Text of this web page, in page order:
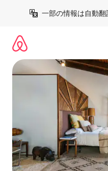
一部の情報は自動翻